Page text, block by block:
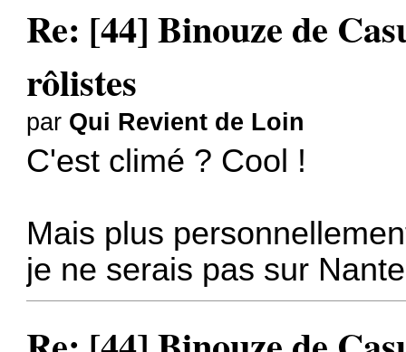
Re: [44] Binouze de
rôlistes
par Qui Revient de Loin
C'est climé ? Cool !
Mais plus
je ne serais pas sur